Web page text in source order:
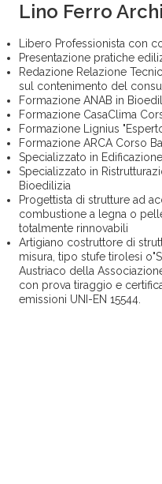
Lino Ferro
Libero Professionista con
Presentazione pratiche
Redazione Relazione
sul contenimento del
Formazione ANAB in
Formazione CasaClima
Formazione Lignius
Formazione ARCA Corso
Specializzato in
Specializzato in
Bioedilizia
Progettista di strutture ad
combustione a legna o
totalmente rinnovabili
Artigiano costruttore di
misura, tipo stufe tirolesi
Austriaco della
con prova tiraggio e
emissioni UNI-EN 15544.